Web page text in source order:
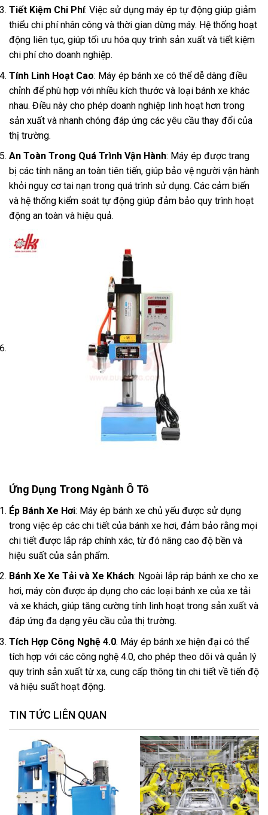
Tiết Kiệm Chi Phí: Việc sử dụng máy ép tự động giúp giảm
thiểu chi phí nhân công và thời gian dừng máy. Hệ thống hoạt
động liên tục, giúp tối ưu hóa quy trình sản xuất và tiết kiệm
chi phí cho doanh nghiệp.
Tính Linh Hoạt Cao: Máy ép bánh xe có thể dễ dàng điều
chỉnh để phù hợp với nhiều kích thước và loại bánh xe khác
nhau. Điều này cho phép doanh nghiệp linh hoạt hơn trong
sản xuất và nhanh chóng đáp ứng các yêu cầu thay đổi của
thị trường.
An Toàn Trong Quá Trình Vận Hành: Máy ép được trang
bị các tính năng an toàn tiên tiến, giúp bảo vệ người vận hành
khỏi nguy cơ tai nạn trong quá trình sử dụng. Các cảm biến
và hệ thống kiểm soát tự động giúp đảm bảo quy trình hoạt
động an toàn và hiệu quả.
Ứng Dụng Trong Ngành Ô Tô
Ép Bánh Xe Hơi: Máy ép bánh xe chủ yếu được sử dụng
trong việc ép các chi tiết của bánh xe hơi, đảm bảo rằng mọi
chi tiết được lắp ráp chính xác, từ đó nâng cao độ bền và
hiệu suất của sản phẩm.
Bánh Xe Xe Tải và Xe Khách: Ngoài lắp ráp bánh xe cho xe
hơi, máy còn được áp dụng cho các loại bánh xe của xe tải
và xe khách, giúp tăng cường tính linh hoạt trong sản xuất và
đáp ứng đa dạng yêu cầu của thị trường.
Tích Hợp Công Nghệ 4.0: Máy ép bánh xe hiện đại có thể
tích hợp với các công nghệ 4.0, cho phép theo dõi và quản lý
quy trình sản xuất từ xa, cung cấp thông tin chi tiết về tiến độ
và hiệu suất hoạt động.
TIN TỨC LIÊN QUAN